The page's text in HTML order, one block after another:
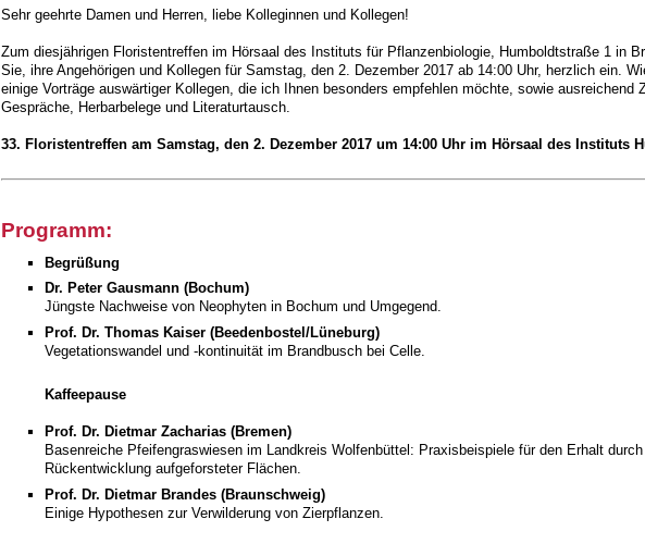
Sehr geehrte Damen und Herren, liebe Kolleginnen und Kollegen!
Zum diesjährigen Floristentreffen im Hörsaal des Instituts für Pflanzenbiologie, Humboldtstraße 1 in
Sie, ihre Angehörigen und Kollegen für Samstag, den 2. Dezember 2017 ab 14:00 Uhr, herzlich ein.
einige Vorträge auswärtiger Kollegen, die ich Ihnen besonders empfehlen möchte, sowie ausreichend
Gespräche, Herbarbelege und Literaturtausch.
33. Floristentreffen am Samstag, den 2. Dezember 2017 um 14:00 Uhr im Hörsaal des Instituts
Programm:
Begrüßung
Dr. Peter Gausmann (Bochum)
Jüngste Nachweise von Neophyten in Bochum und Umgegend.
Prof. Dr. Thomas Kaiser (Beedenbostel/Lüneburg)
Vegetationswandel und -kontinuität im Brandbusch bei Celle.
Kaffeepause
Prof. Dr. Dietmar Zacharias (Bremen)
Basenreiche Pfeifengraswiesen im Landkreis Wolfenbüttel: Praxisbeispiele für den Erhalt
Rückentwicklung aufgeforsteter Flächen.
Prof. Dr. Dietmar Brandes (Braunschweig)
Einige Hypothesen zur Verwilderung von Zierpflanzen.